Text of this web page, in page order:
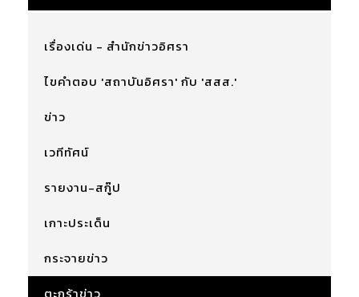
เรื่องเด่น - สำนักข่าวอิศรา
ไขคำตอบ 'สถาบันอิศรา' กับ 'สสส.'
ข่าว
เวทีทัศน์
รายงาน-สกู๊ป
เกาะประเด็น
กระจายข่าว
ตะกร้าข่าว